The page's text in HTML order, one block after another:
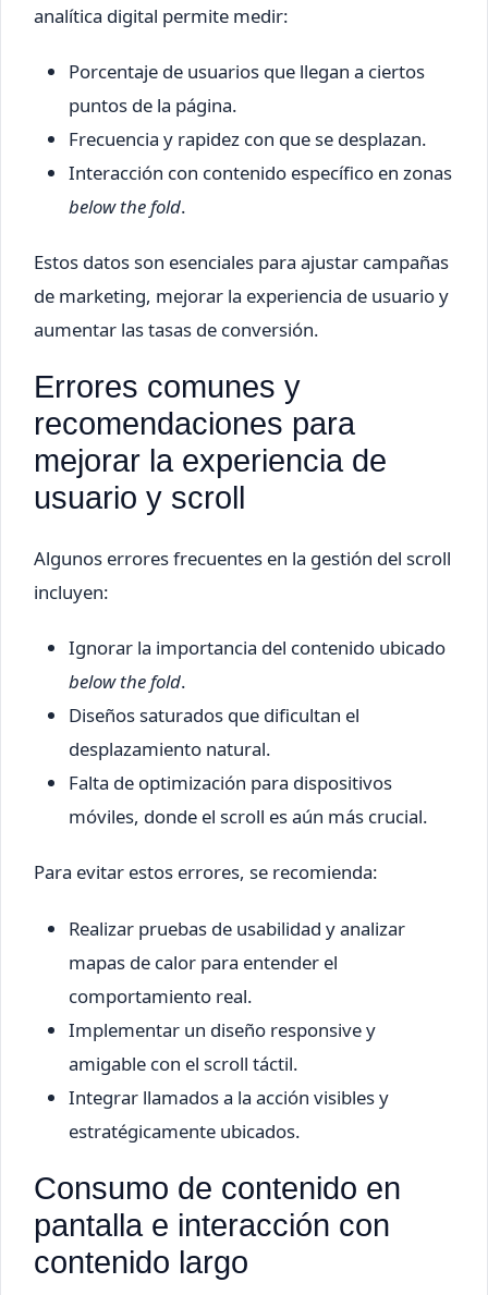
analítica digital permite medir:
Porcentaje de usuarios que llegan a ciertos
puntos de la página.
Frecuencia y rapidez con que se desplazan.
Interacción con contenido específico en zonas
below the fold.
Estos datos son esenciales para ajustar campañas
de marketing, mejorar la experiencia de usuario y
aumentar las tasas de conversión.
Errores comunes y
recomendaciones para
mejorar la experiencia de
usuario y scroll
Algunos errores frecuentes en la gestión del scroll
incluyen:
Ignorar la importancia del contenido ubicado
below the fold.
Diseños saturados que dificultan el
desplazamiento natural.
Falta de optimización para dispositivos
móviles, donde el scroll es aún más crucial.
Para evitar estos errores, se recomienda:
Realizar pruebas de usabilidad y analizar
mapas de calor para entender el
comportamiento real.
Implementar un diseño responsive y
amigable con el scroll táctil.
Integrar llamados a la acción visibles y
estratégicamente ubicados.
Consumo de contenido en
pantalla e interacción con
contenido largo